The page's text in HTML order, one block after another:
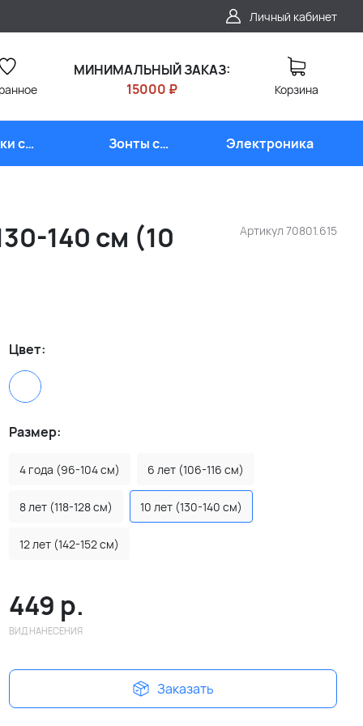
Личный кабинет
МИНИМАЛЬНЫЙ ЗАКАЗ:
15000 ₽
Корзина
с
Зонты с
логотипом
Электроника
Артикул 70801.615
140 см (10
Цвет:
Размер:
4 года (96-104 см) 6 лет (106-116 см)
8 лет (118-128 см) 10 лет (130-140 см)
12 лет (142-152 см)
449 р.
ВИД НАНЕСЕНИЯ
Заказать